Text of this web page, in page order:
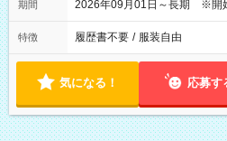
期間 2026年09月01日～長期 ※開
特徴 履歴書不要 / 服装自由
気になる！ 応募す